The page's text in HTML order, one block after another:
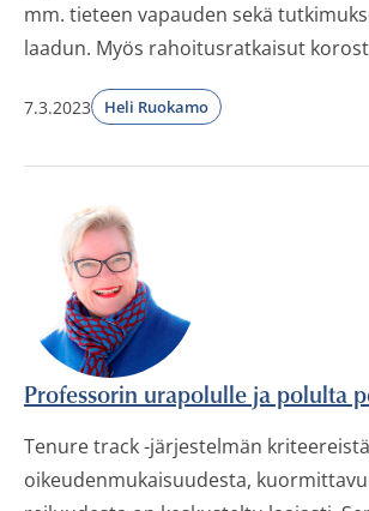
mm. tieteen vapauden sekä
laadun. Myös rahoitusratkaisut
7.3.2023 Heli Ruokamo
Professorin urapolulle ja polulta
Tenure track -järjestelmän
oikeudenmukaisuudesta,